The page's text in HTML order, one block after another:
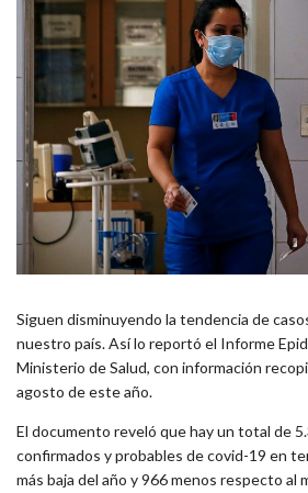
Siguen disminuyendo la tendencia de
nuestro país. Así lo reportó el Informe
Ministerio de Salud, con información
agosto de este año.
El documento reveló que hay un total de
confirmados y probables de covid-19 en
más baja del año y 966 menos respecto al